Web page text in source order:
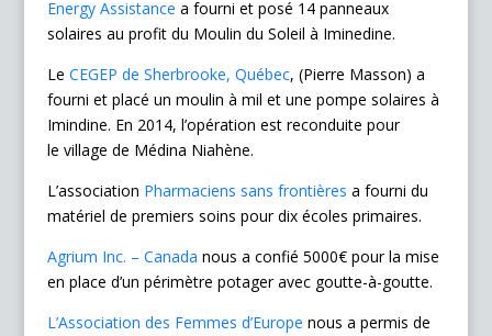
Energy Assistance a fourni et posé 14 panneaux
solaires au profit du Moulin du Soleil à Iminedine.
Le CEGEP de Sherbrooke, Québec, (Pierre Masson) a
fourni et placé un moulin à mil et une pompe solaires à
Imindine. En 2014, l’opération est reconduite pour
le village de Médina Niahène.
L’association Pharmaciens sans frontières a fourni du
matériel de premiers soins pour dix écoles primaires.
Agrium Inc. – Canada nous a confié 5000€ pour la mise
en place d’un périmètre potager avec goutte-à-goutte.
L’Association des Femmes d’Europe nous a permis de